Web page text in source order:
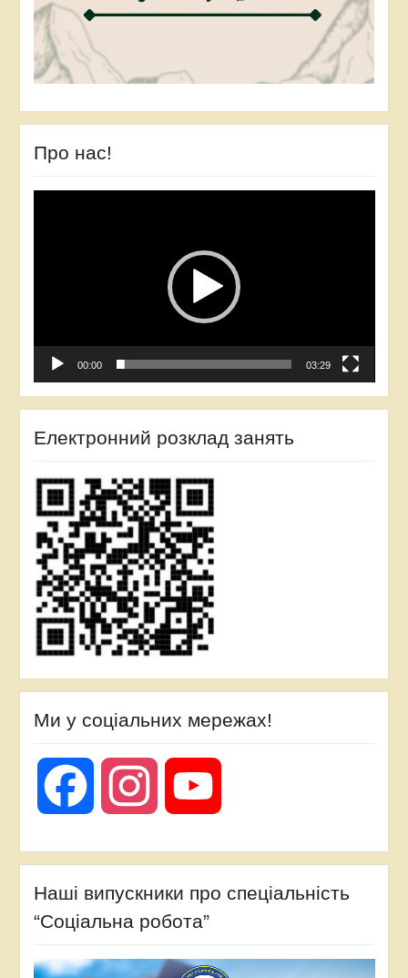
Про нас!
00:00 03:29
Електронний розклад занять
Ми у соціальних мережах!
Facebook Instagram
Наші випускники про спеціальність
“Соціальна робота”
Відеопрогравач